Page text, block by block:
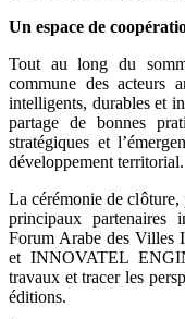
Un espace de
Tout au long du
commune des acteurs
intelligents, durables et
partage de bonnes
stratégiques et
développement territorial.
La cérémonie de
principaux partenaires
Forum Arabe des
et INNOVATEL
travaux et tracer les
éditions.